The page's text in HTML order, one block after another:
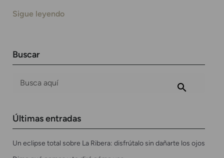
Sigue leyendo
Buscar
Últimas entradas
Un eclipse total sobre La Ribera: disfrútalo sin dañarte los ojos